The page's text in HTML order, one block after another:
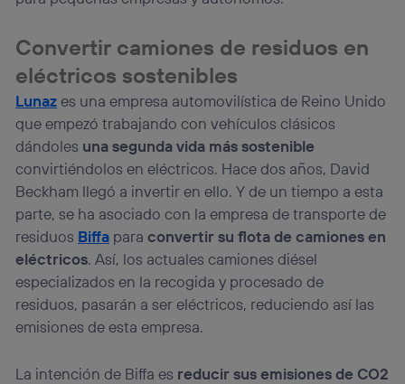
Convertir camiones de residuos en
eléctricos sostenibles
Lunazes una empresa automovilística de Reino Unido
que empezó trabajando con vehículos clásicos
dándoles una segunda vida más sostenible
convirtiéndolos en eléctricos. Hace dos años, David
Beckham llegó a invertir en ello. Y de un tiempo a esta
parte, se ha asociado con la empresa de transporte de
residuos Biffa paraconvertir su flota de camiones en
eléctricos. Así, los actuales camiones diésel
especializados en la recogida y procesado de
residuos, pasarán a ser eléctricos, reduciendo así las
emisiones de esta empresa.
La intención de Biffa es reducir sus emisiones de CO2